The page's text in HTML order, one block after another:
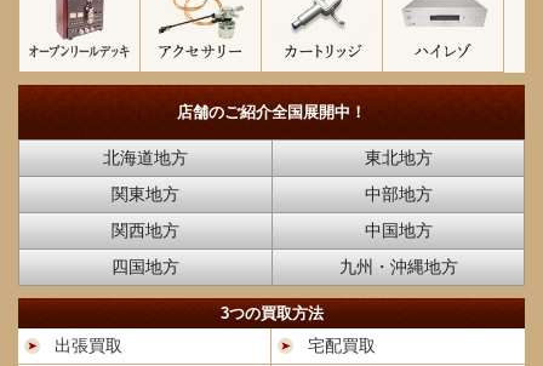
店舗のご紹介全国展開中！
北海道地方
東北地方
関東地方
中部地方
関西地方
中国地方
四国地方
九州・沖縄地方
3つの買取方法
出張買取
宅配買取